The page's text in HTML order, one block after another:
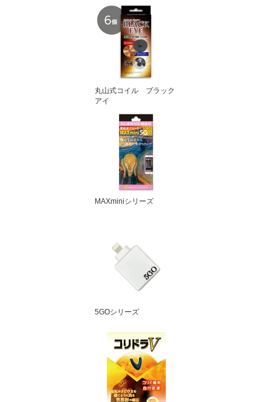
丸山式コイル ブラック
アイ
MAXminiシリーズ
5GOシリーズ